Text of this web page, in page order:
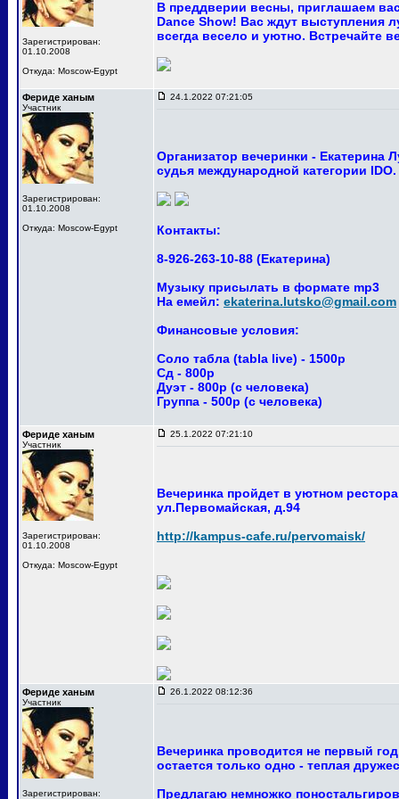
Зарегистрирован:
01.10.2008
Откуда: Moscow-Egypt
В преддверии весны, приглашаем
Dance Show! Вас ждут выступления
всегда весело и уютно. Встречайте
Фериде ханым
Участник
Зарегистрирован:
01.10.2008
Откуда: Moscow-Egypt
24.1.2022 07:21:05
Организатор вечеринки -
судья международной категории
Контакты:
8-926-263-10-88 (Екатерина)
Музыку присылать в формате mp3
На емейл: ekaterina.lutsko@gmail.com
Финансовые условия:
Соло табла (tabla live) - 1500р
Сд - 800р
Дуэт - 800р (с человека)
Группа - 500р (с человека)
Фериде ханым
Участник
Зарегистрирован:
01.10.2008
Откуда: Moscow-Egypt
25.1.2022 07:21:10
Вечеринка пройдет в уютном
ул.Первомайская, д.94
http://kampus-cafe.ru/pervomaisk/
Фериде ханым
Участник
Зарегистрирован:
26.1.2022 08:12:36
Вечеринка проводится не первый
остается только одно - теплая
Предлагаю немножко